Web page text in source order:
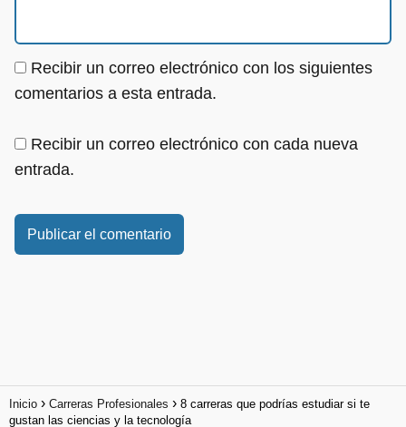
Recibir un correo electrónico con los siguientes
comentarios a esta entrada.
Recibir un correo electrónico con cada nueva
entrada.
Inicio Carreras Profesionales
8 carreras que podrías estudiar si te
gustan las ciencias y la tecnología